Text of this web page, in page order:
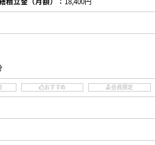
おすすめ 会員限定